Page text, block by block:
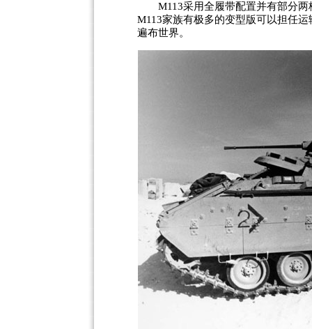
M113采用全履带配置并有部分两
M113家族有极多的变型版可以担任
遍布世界。